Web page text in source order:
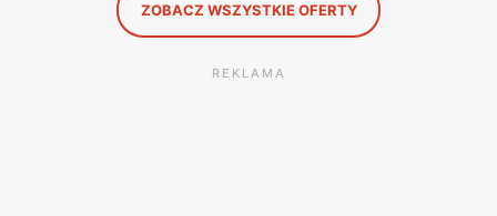
ZOBACZ WSZYSTKIE OFERTY
REKLAMA